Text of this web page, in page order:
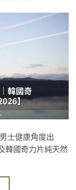
士健康角度出
韓國奇力片純天然